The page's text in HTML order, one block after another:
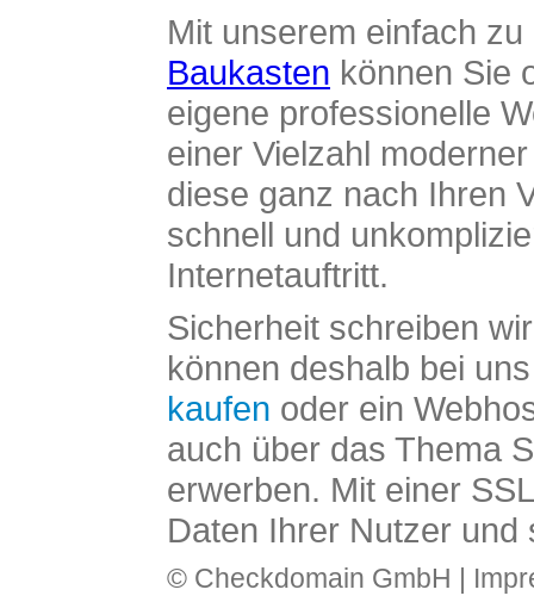
Mit unserem einfach
Baukasten können Sie
eigene professionelle
einer Vielzahl
diese ganz nach Ihren
schnell und
Internetauftritt.
Sicherheit schreiben
können deshalb bei
kaufen oder ein
auch über das Thema
erwerben. Mit einer
Daten Ihrer Nutzer und
© Checkdomain GmbH |